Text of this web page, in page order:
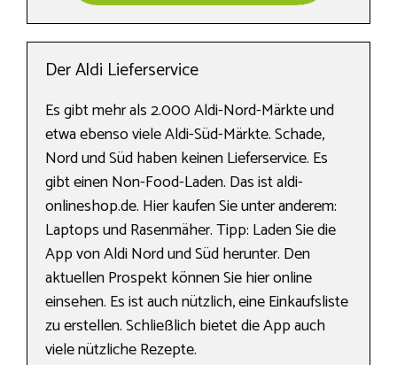
Der Aldi Lieferservice
Es gibt mehr als 2.000 Aldi-Nord-Märkte und
etwa ebenso viele Aldi-Süd-Märkte. Schade,
Nord und Süd haben keinen Lieferservice. Es
gibt einen Non-Food-Laden. Das ist aldi-
onlineshop.de. Hier kaufen Sie unter anderem:
Laptops und Rasenmäher. Tipp: Laden Sie die
App von Aldi Nord und Süd herunter. Den
aktuellen Prospekt können Sie hier online
einsehen. Es ist auch nützlich, eine Einkaufsliste
zu erstellen. Schließlich bietet die App auch
viele nützliche Rezepte.